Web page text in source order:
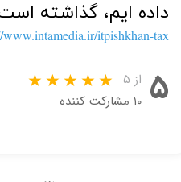
داده ایم، گذاشته
www.intamedia.ir/itpishkhan-tax
۵ از ۵
۱۰ مشارکت کننده